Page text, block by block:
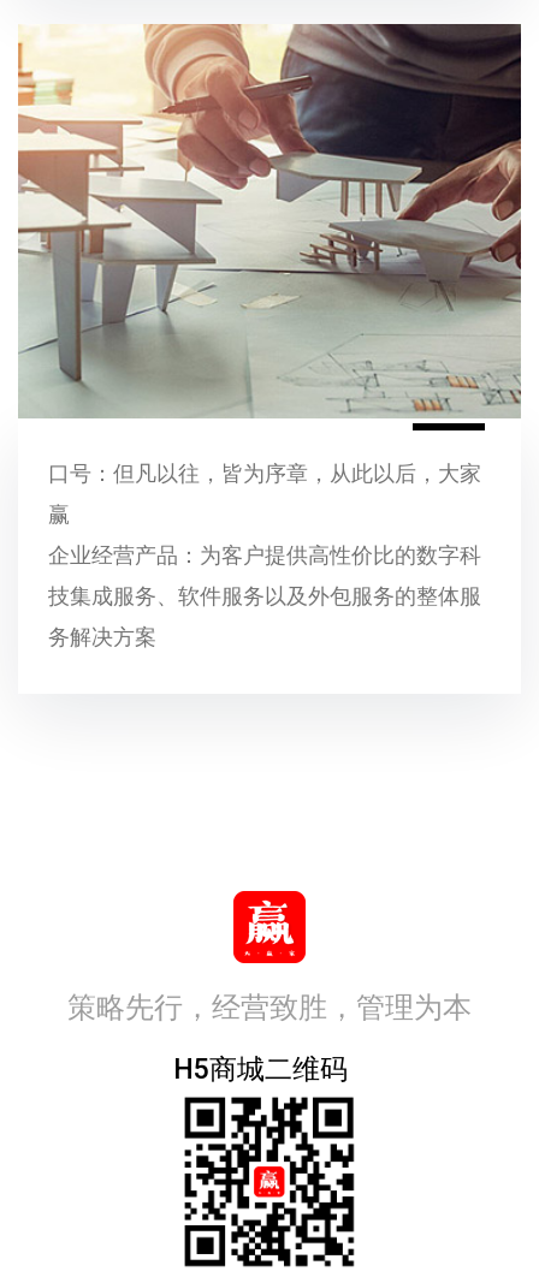
口号：但凡以往，皆为序章，从此以后，大家
赢
企业经营产品：为客户提供高性价比的数字科
技集成服务、软件服务以及外包服务的整体服
务解决方案
策略先行，经营致胜，管理为本
H5商城二维码